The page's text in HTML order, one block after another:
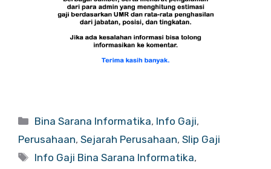
Categories
Bina Sarana Informatika, Info Gaji,
Perusahaan, Sejarah Perusahaan, Slip Gaji
Tags
Info Gaji Bina Sarana Informatika,